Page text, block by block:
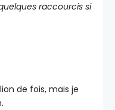
raccourcis si
de fois, mais je